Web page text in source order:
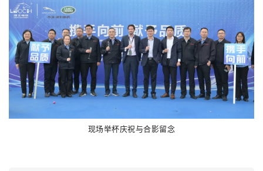
现场举杯庆祝与合影留念